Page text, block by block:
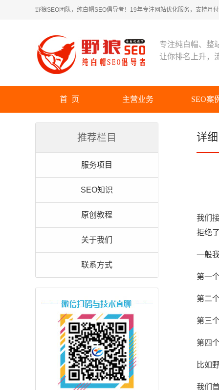
野狼SEO团队，纯白帽SEO倡导者！19年专注网站优化服务，支持月
专注纯白帽、整
让你排名上升，
首 页 主营业务 SEO案
推荐栏目
服务项目
SEO知识
原创教程
关于我们
联系方式
详
我们
拒绝
一般
第一
第二
第三
第四
比如
我们